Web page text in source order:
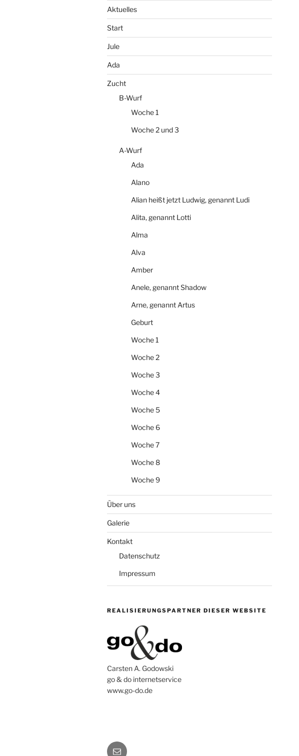
Aktuelles
Start
Jule
Ada
Zucht
B-Wurf
Woche 1
Woche 2 und 3
A-Wurf
Ada
Alano
Alian heißt jetzt Ludwig, genannt Ludi
Alita, genannt Lotti
Alma
Alva
Amber
Anele, genannt Shadow
Arne, genannt Artus
Geburt
Woche 1
Woche 2
Woche 3
Woche 4
Woche 5
Woche 6
Woche 7
Woche 8
Woche 9
Über uns
Galerie
Kontakt
Datenschutz
Impressum
REALISIERUNGSPARTNER DIESER WEBSITE
Carsten A. Godowski
go & do internetservice
www.go-do.de
E-